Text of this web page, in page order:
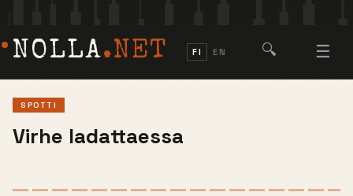
NOLLA.NET FI EN 🔍 ☰
SPOTTI
Virhe ladattaessa